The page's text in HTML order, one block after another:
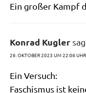
Ein gro­ßer Kampf
Konrad Kugler
26. OKTOBER 2023 UM 22:06 UHR
Ein Ver­such:
Faschis­mus ist